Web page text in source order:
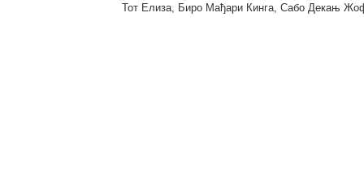
Тот Елиза, Биро Мађари Кинга, Сабо Декањ